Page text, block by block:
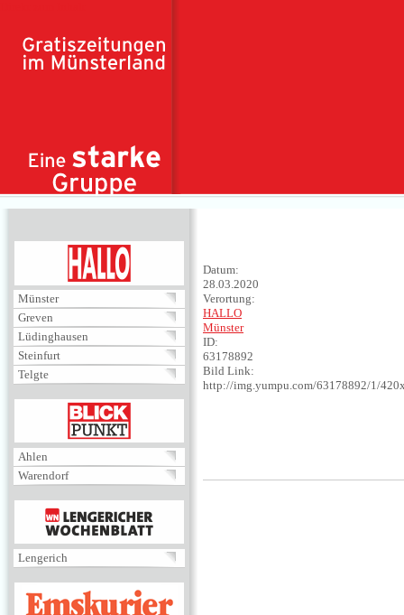
Münster
Greven
Lüdinghausen
Steinfurt
Telgte
BLICKPUNKT
Ahlen
Warendorf
MENÜ
Lengerich
EMSKURIER
Datum:
28.03.2020
Verortung:
HALLO
Münster
ID:
63178892
Bild Link:
http://img.yumpu.com/63178892/1/